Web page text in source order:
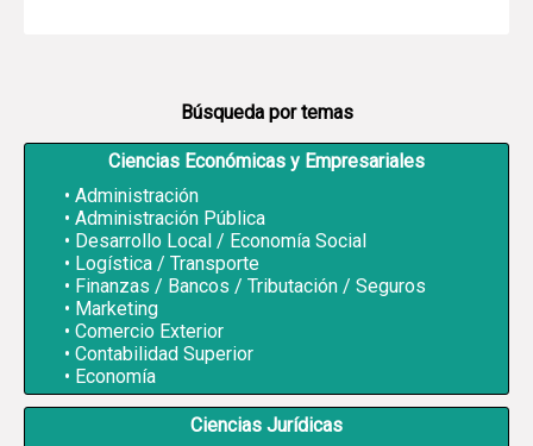
Búsqueda por temas
Ciencias Económicas y Empresariales
Administración
Administración Pública
Desarrollo Local / Economía Social
Logística / Transporte
Finanzas / Bancos / Tributación / Seguros
Marketing
Comercio Exterior
Contabilidad Superior
Economía
Ciencias Jurídicas